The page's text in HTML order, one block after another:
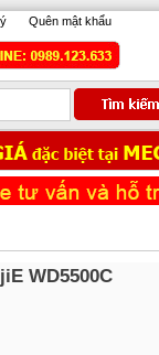
Quên mật khẩu
WD5500C